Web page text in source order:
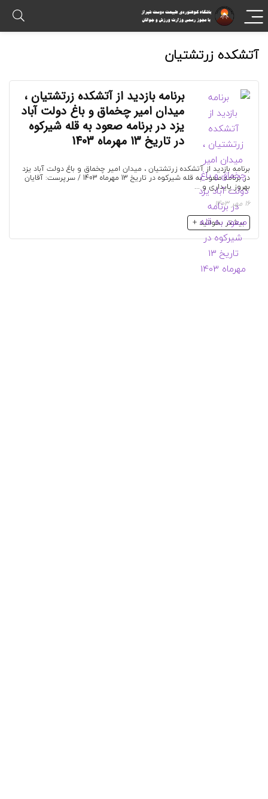
آتشکده زرتشتیان
برنامه بازدید از آتشکده زرتشتیان ،
میدان امیر چخماق و باغ دولت آباد
یزد در برنامه صعود به قله شیرکوه
در تاریخ 13 مهرماه 1403
برنامه بازدید از آتشکده زرتشتیان ، میدان امیر چخماق و باغ دولت آباد یزد
در برنامه صعود به قله شیرکوه در تاریخ 13 مهرماه 1403 / سرپرست: آقایان
بهروز پایداری و ...
16 مهر 1403
بیشتر بخوانید +